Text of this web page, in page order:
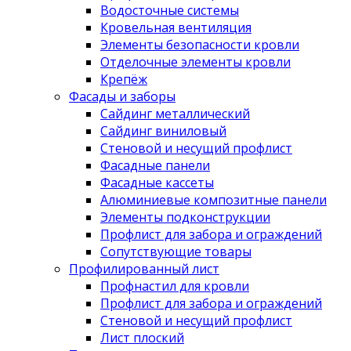
Водосточные системы
Кровельная вентиляция
Элементы безопасности кровли
Отделочные элементы кровли
Крепёж
Фасады и заборы
Сайдинг металлический
Сайдинг виниловый
Стеновой и несущий профлист
Фасадные панели
Фасадные кассеты
Алюминиевые композитные панели
Элементы подконструкции
Профлист для забора и ограждений
Сопутствующие товары
Профилированный лист
Профнастил для кровли
Профлист для забора и ограждений
Стеновой и несущий профлист
Лист плоский